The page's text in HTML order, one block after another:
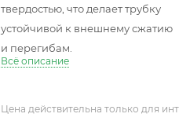
твердостью, что делает трубку
устойчивой к внешнему сжатию
и перегибам.
Всё описание
Цена действительна только для